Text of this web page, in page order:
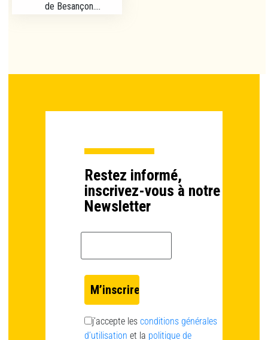
de Besançon....
Restez informé,
inscrivez-vous à notre
Newsletter
j’accepte les conditions générales
d’utilisation et la politique de